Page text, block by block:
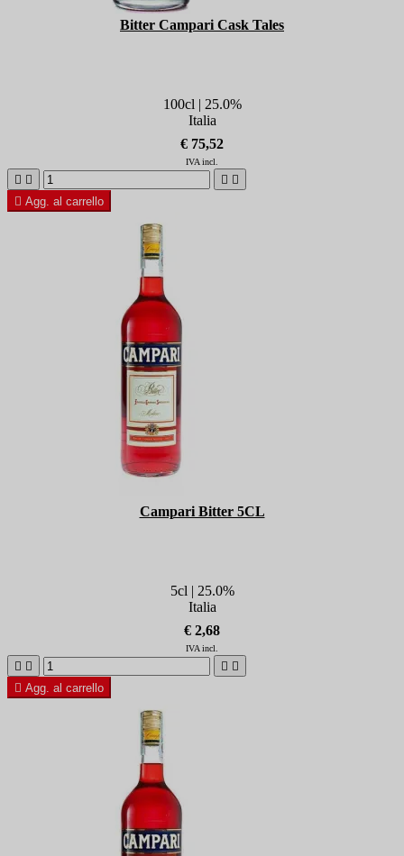
Bitter Campari Cask Tales
100cl | 25.0%
Italia
€ 75,52
IVA incl.
   
 Agg. al carrello
Campari Bitter 5CL
5cl | 25.0%
Italia
€ 2,68
IVA incl.
   
 Agg. al carrello